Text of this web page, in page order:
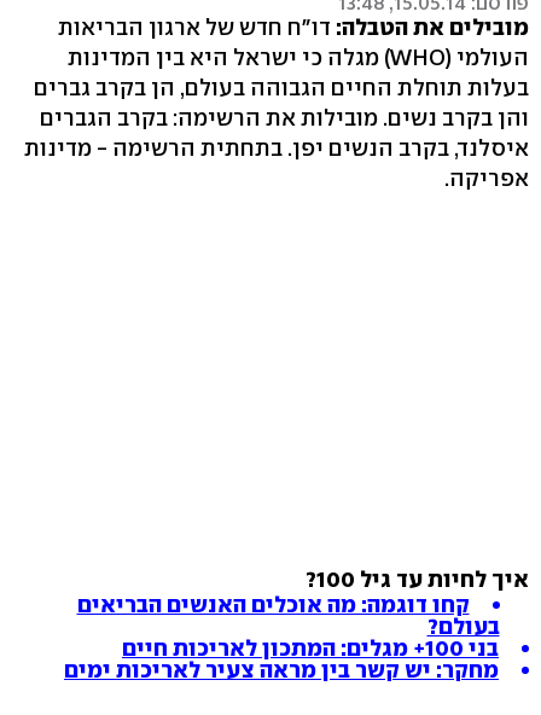
מובילים את הטבלה: דו"ח חדש של ארגון הבריאות
העולמי (WHO) מגלה כי ישראל היא בין המדינות
בעלות תוחלת החיים הגבוהה בעולם, הן בקרב גברים
והן בקרב נשים. מובילות את הרשימה: בקרב הגברים
איסלנד, בקרב הנשים יפן. בתחתית הרשימה - מדינות
אפריקה.
איך לחיות עד גיל 100?
קחו דוגמה: מה אוכלים האנשים הבריאים
בעולם?
בני 100+ מגלים: המתכון לאריכות חיים
מחקר: יש קשר בין מראה צעיר לאריכות ימים